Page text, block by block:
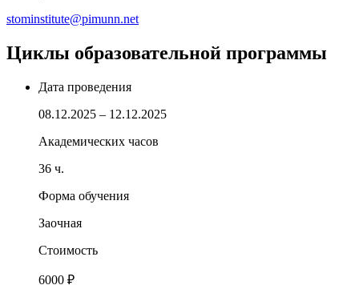
stominstitute@pimunn.net
Циклы образовательной программы
Дата проведения
08.12.2025 – 12.12.2025
Академических часов
36 ч.
Форма обучения
Заочная
Стоимость
6000 ₽